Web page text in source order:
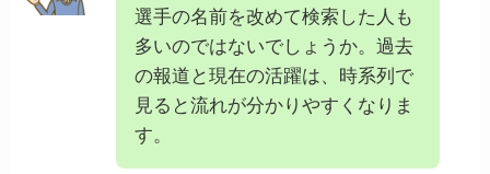
選手の名前を改めて検索した人も
多いのではないでしょうか。過去
の報道と現在の活躍は、時系列で
見ると流れが分かりやすくなりま
す。